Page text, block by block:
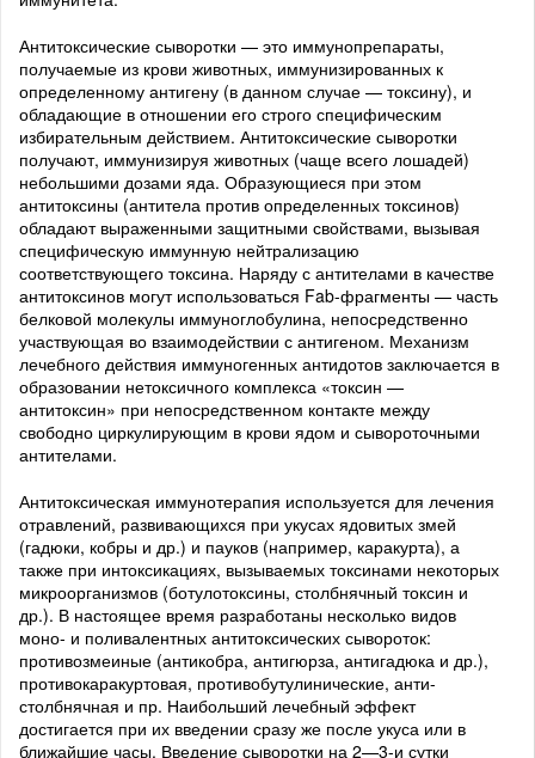
Антитоксические сыворотки — это иммунопрепараты,
получаемые из крови животных, иммунизированных к
определенному антигену (в данном случае — токсину), и
обладающие в отношении его строго специфическим
избирательным действием. Антитоксические сыворотки
получают, иммунизируя животных (чаще всего лошадей)
небольшими дозами яда. Образующиеся при этом
антитоксины (антитела против определенных токсинов)
обладают выраженными защитными свойствами, вызывая
специфическую иммунную нейтрализацию
соответствующего токсина. Наряду с антителами в качестве
антитоксинов могут использоваться Fab-фрагменты — часть
белковой молекулы иммуноглобулина, непосредственно
участвующая во взаимодействии с антигеном. Механизм
лечебного действия иммуногенных антидотов заключается в
образовании нетоксичного комплекса «токсин —
антитоксин» при непосредственном контакте между
свободно циркулирующим в крови ядом и сывороточными
антителами.
Антитоксическая иммунотерапия используется для лечения
отравлений, развивающихся при укусах ядовитых змей
(гадюки, кобры и др.) и пауков (например, каракурта), а
также при интоксикациях, вызываемых токсинами некоторых
микроорганизмов (ботулотоксины, столбнячный токсин и
др.). В настоящее время разработаны несколько видов
моно- и поливалентных антитоксических сывороток:
противозмеиные (антикобра, антигюрза, антигадюка и др.),
противокаракуртовая, противобутулинические, анти-
столбнячная и пр. Наибольший лечебный эффект
достигается при их введении сразу же после укуса или в
ближайшие часы. Введение сыворотки на 2—3-и сутки